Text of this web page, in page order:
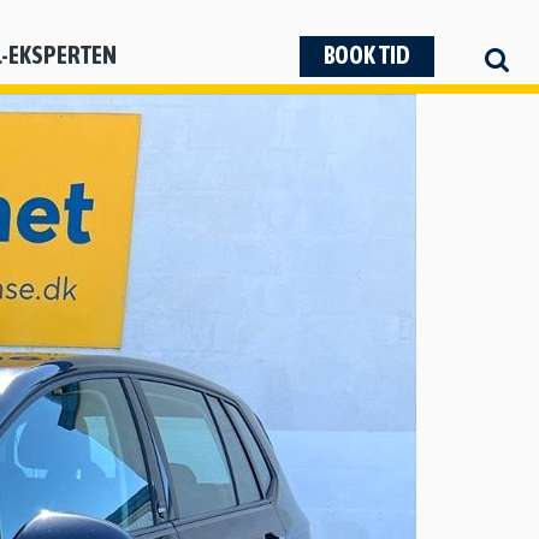
BOOK TID
EKSPERTEN